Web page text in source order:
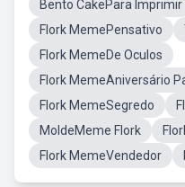
Bento CakePara Imprimir
Flork MemePensativo
Flork MemeDe Oculos
Flork MemeAniversário
Flork MemeSegredo
MoldeMeme Flork
Flork MemeVendedor